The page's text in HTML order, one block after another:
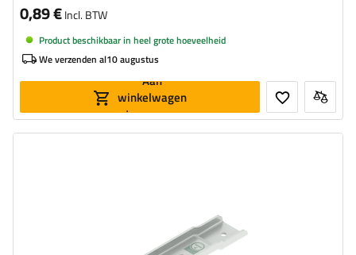
0,89 €Incl. BTW
Product beschikbaar in heel grote hoeveelheid
We verzenden al10 augustus
Aan
winkelwagen
toevoegen